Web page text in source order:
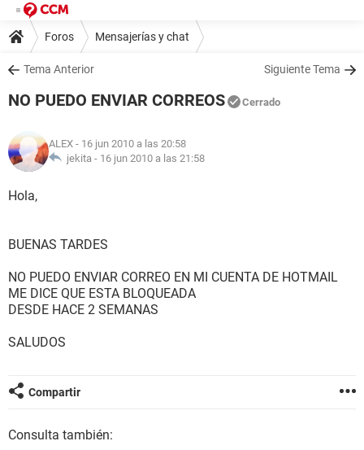
Foros Mensajerías y chat
Tema Anterior Siguiente Tema
NO PUEDO ENVIAR CORREOS Cerrado
ALEX - 16 jun 2010 a las 20:58
jekita - 16 jun 2010 a las 21:58
Hola,
BUENAS TARDES
NO PUEDO ENVIAR CORREO EN MI CUENTA DE HOTMAIL
ME DICE QUE ESTA BLOQUEADA
DESDE HACE 2 SEMANAS
SALUDOS
Compartir
Consulta también: